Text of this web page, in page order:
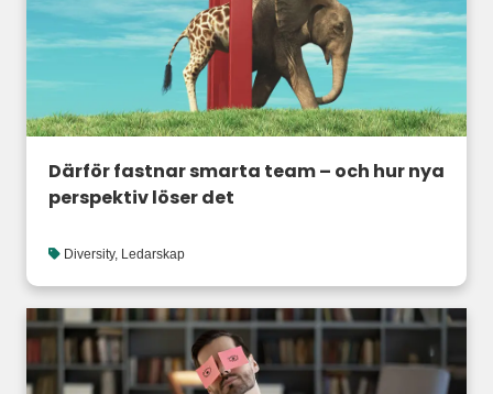
Därför fastnar smarta team – och hur nya
perspektiv löser det
Diversity, Ledarskap